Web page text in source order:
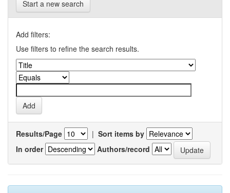
Start a new search
Add filters:
Use filters to refine the search results.
Results/Page | Sort items by
In order
Authors/record